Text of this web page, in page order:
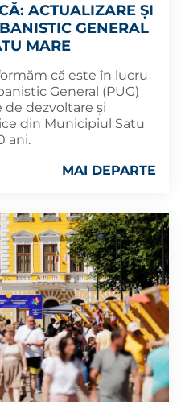
ACTUALIZARE ŞI
GENERAL
MARE
că este în lucru
General (PUG)
dezvoltare și
din Municipiul Satu
ani.
MAI DEPARTE